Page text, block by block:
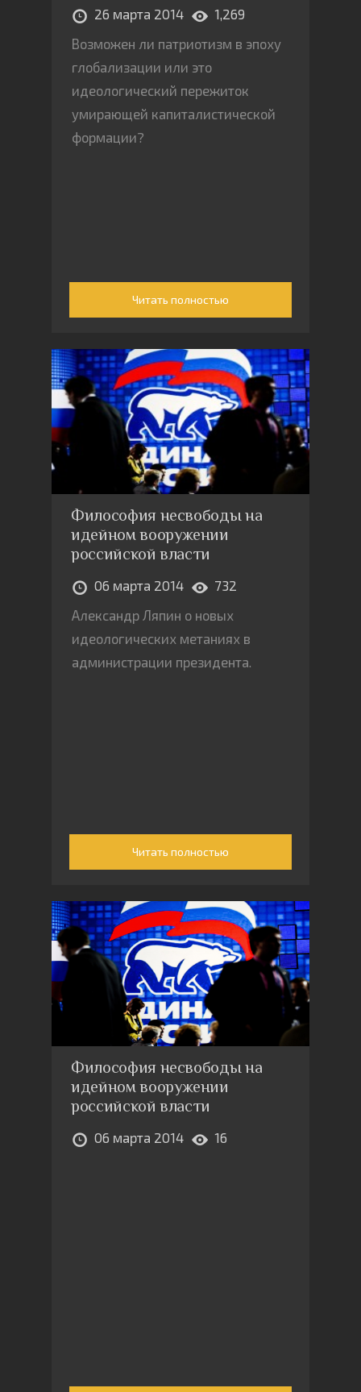
26 марта 2014
1,269
Возможен ли патриотизм в эпоху
глобализации или это
идеологический пережиток
умирающей капиталистической
формации?
Читать полностью
Философия несвободы на
идейном вооружении
российской власти
06 марта 2014
732
Александр Ляпин о новых
идеологических метаниях в
администрации президента.
Читать полностью
Философия несвободы на
идейном вооружении
российской власти
06 марта 2014 16